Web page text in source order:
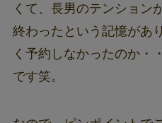
くて、長男のテンション
終わったという記憶があ
く予約しなかったのか・
です笑。